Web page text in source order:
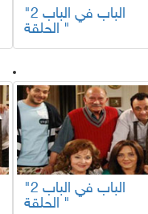
مسلسلات عالمية
"الباب في الباب 2
الحلقة "
"الباب في الباب 2
الحلقة "